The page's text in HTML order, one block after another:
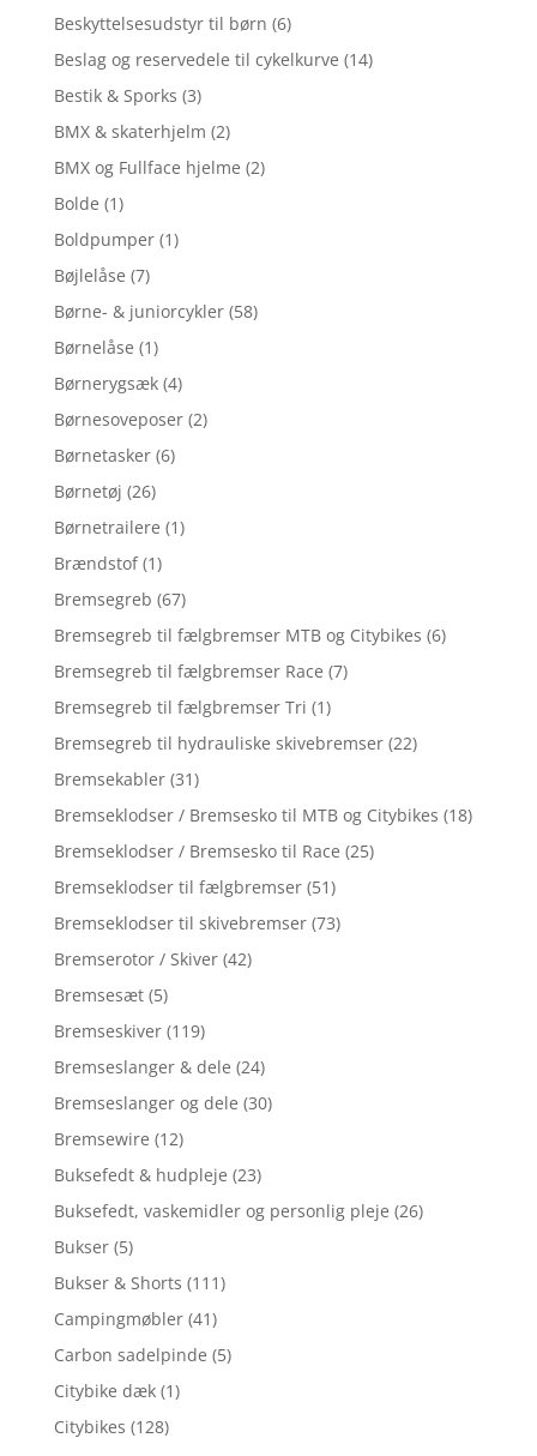
Beskyttelsesudstyr til børn (6)
Beslag og reservedele til cykelkurve (14)
Bestik & Sporks (3)
BMX & skaterhjelm (2)
BMX og Fullface hjelme (2)
Bolde (1)
Boldpumper (1)
Bøjlelåse (7)
Børne- & juniorcykler (58)
Børnelåse (1)
Børnerygsæk (4)
Børnesoveposer (2)
Børnetasker (6)
Børnetøj (26)
Børnetrailere (1)
Brændstof (1)
Bremsegreb (67)
Bremsegreb til fælgbremser MTB og Citybikes (6)
Bremsegreb til fælgbremser Race (7)
Bremsegreb til fælgbremser Tri (1)
Bremsegreb til hydrauliske skivebremser (22)
Bremsekabler (31)
Bremseklodser / Bremsesko til MTB og Citybikes (18)
Bremseklodser / Bremsesko til Race (25)
Bremseklodser til fælgbremser (51)
Bremseklodser til skivebremser (73)
Bremserotor / Skiver (42)
Bremsesæt (5)
Bremseskiver (119)
Bremseslanger & dele (24)
Bremseslanger og dele (30)
Bremsewire (12)
Buksefedt & hudpleje (23)
Buksefedt, vaskemidler og personlig pleje (26)
Bukser (5)
Bukser & Shorts (111)
Campingmøbler (41)
Carbon sadelpinde (5)
Citybike dæk (1)
Citybikes (128)